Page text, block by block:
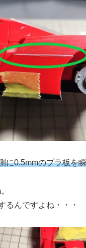
に0.5mmのプラ板を
るんですよね・・・